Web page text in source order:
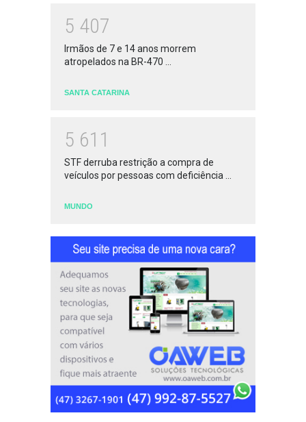
5 407
Irmãos de 7 e 14 anos morrem
atropelados na BR-470 ...
SANTA CATARINA
5 61 1
STF derruba restrição a compra de
veículos por pessoas com deficiência ...
MUNDO